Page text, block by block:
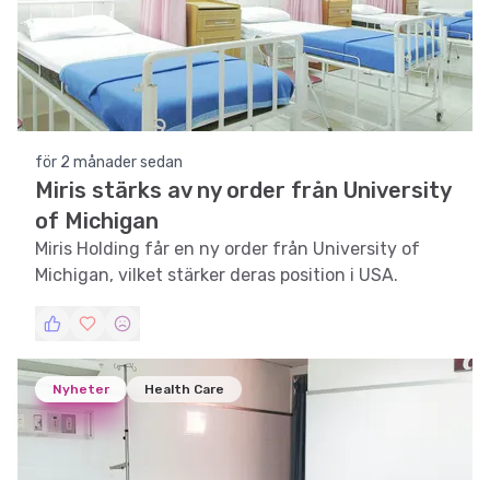
för 2 månader sedan
Miris stärks av ny order från University
of Michigan
Miris Holding får en ny order från University of
Michigan, vilket stärker deras position i USA.
Nyheter Health Care